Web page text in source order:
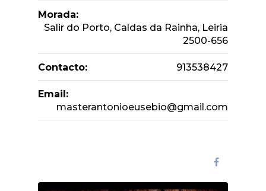
Morada:
Salir do Porto, Caldas da Rainha, Leiria
2500-656
Contacto: 913538427
Email:
masterantonioeusebio@gmail.com